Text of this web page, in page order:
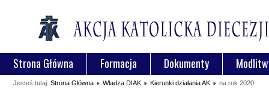
Strona Główna Formacja Dokumenty
Jesteś tutaj: Strona Główna Władza DIAK Kierunki działania AK na rok 2020